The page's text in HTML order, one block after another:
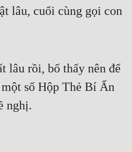
lâu, cuối cùng gọi con
lâu rồi, bố thấy nên để
số Hộp Thẻ Bí Ẩn
nghị.